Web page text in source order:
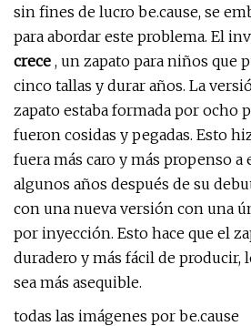
sin fines de lucro be.cause, se
para abordar este problema. El
crece , un zapato para niños que
cinco tallas y durar años. La
zapato estaba formada por ocho
fueron cosidas y pegadas. Esto
fuera más caro y más propenso a
algunos años después de su
con una nueva versión con una
por inyección. Esto hace que el
duradero y más fácil de producir,
sea más asequible.
todas las imágenes por be.cause